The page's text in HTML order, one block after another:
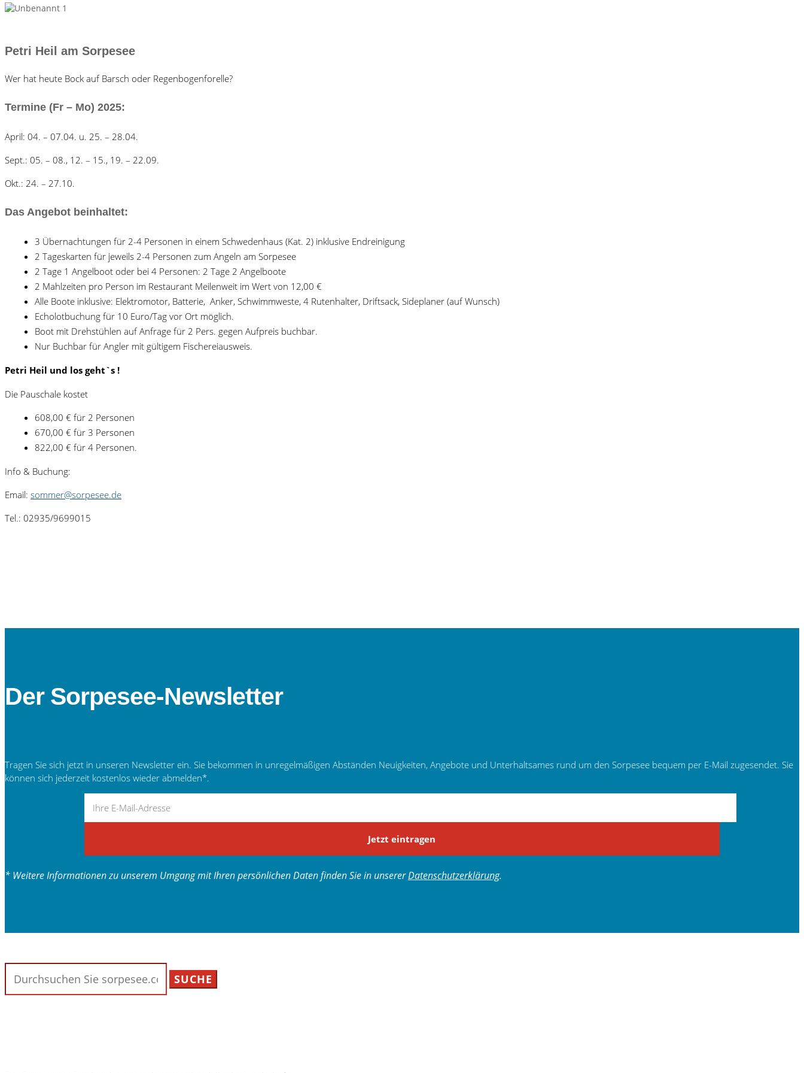
Petri Heil am Sorpesee
Wer hat heute Bock auf Barsch oder Regenbogenforelle?
Termine (Fr – Mo) 2025:
April: 04. – 07.04. u. 25. – 28.04.
Sept.: 05. – 08., 12. – 15., 19. – 22.09.
Okt.: 24. – 27.10.
Das Angebot beinhaltet:
3 Übernachtungen für 2-4 Personen in einem Schwedenhaus (Kat. 2) inklusive Endreinigung
2 Tageskarten für jeweils 2-4 Personen zum Angeln am Sorpesee
2 Tage 1 Angelboot oder bei 4 Personen: 2 Tage 2 Angelboote
2 Mahlzeiten pro Person im Restaurant Meilenweit im Wert von 12,00 €
Alle Boote inklusive: Elektromotor, Batterie, Anker, Schwimmweste, 4 Rutenhalter, Driftsack, Sideplaner (auf Wunsch)
Echolotbuchung für 10 Euro/Tag vor Ort möglich.
Boot mit Drehstühlen auf Anfrage für 2 Pers. gegen Aufpreis buchbar.
Nur Buchbar für Angler mit gültigem Fischereiausweis.
Petri Heil und los geht`s !
Die Pauschale kostet
608,00 € für 2 Personen
670,00 € für 3 Personen
822,00 € für 4 Personen.
Info & Buchung:
Email: sommer@sorpesee.de
Tel.: 02935/9699015
Der Sorpesee-Newsletter
Tragen Sie sich jetzt in unseren Newsletter ein. Sie bekommen in unregelmäßigen Abständen Neuigkeiten, Angebote und Unterhaltsames rund um den Sorpesee bequem per E-Mail zugesendet. Sie
können sich jederzeit kostenlos wieder abmelden*.
Jetzt eintragen
* Weitere Informationen zu unserem Umgang mit Ihren persönlichen Daten finden Sie in unsererDatenschutzerklärung.
nach: